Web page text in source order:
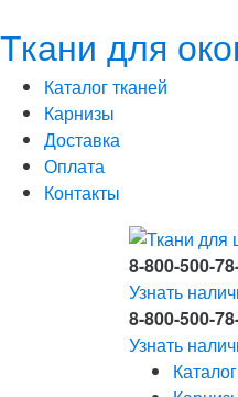
Ткани для
Каталог тканей
Карнизы
Доставка
Оплата
Контакты
8-800-500-
Узнать
8-800-500-
Узнать